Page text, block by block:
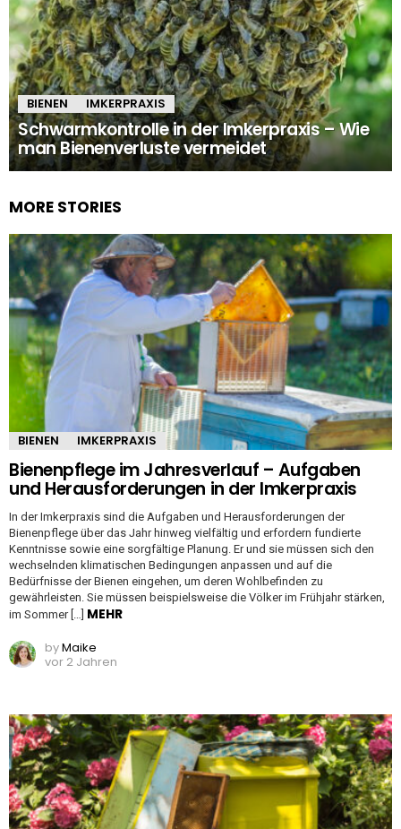
BIENEN IMKERPRAXIS
Schwarmkontrolle in der Imkerpraxis – Wie
man Bienenverluste vermeidet
MORE STORIES
BIENEN IMKERPRAXIS
Bienenpflege im Jahresverlauf – Aufgaben
und Herausforderungen in der Imkerpraxis
In der Imkerpraxis sind die Aufgaben und Herausforderungen der
Bienenpflege über das Jahr hinweg vielfältig und erfordern fundierte
Kenntnisse sowie eine sorgfältige Planung. Er und sie müssen sich den
wechselnden klimatischen Bedingungen anpassen und auf die
Bedürfnisse der Bienen eingehen, um deren Wohlbefinden zu
gewährleisten. Sie müssen beispielsweise die Völker im Frühjahr stärken,
im Sommer […] MEHR
byMaike
vor 2 Jahren